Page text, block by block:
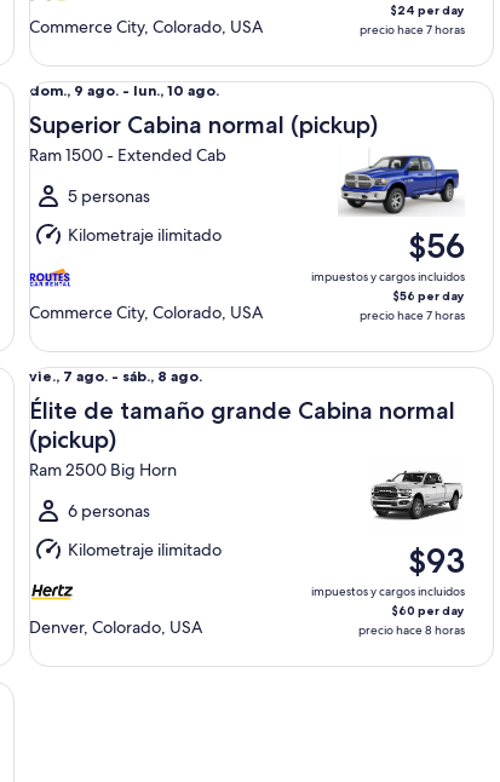
Commerce City, Colorado, USA
$24 per day
precio hace 7 horas
Del
dom.,
9
ago.
al
lun.,
10
ago.
dom., 9 ago. - lun., 10 ago.
Superior Cabina normal (pickup)
Ram 1500 - Extended Cab
5 personas
Kilometraje ilimitado
Commerce City, Colorado, USA
$56
impuestos y cargos incluidos
$56 per day
precio hace 7 horas
Superior Cabina normal (pickup) Ram 1500 - Extended
Del
vie.,
7
ago.
al
sáb.,
ago.
vie., 7 ago. - sáb., 8 ago.
Élite de tamaño grande Cabina normal
(pickup)
Ram 2500 Big Horn
6 personas
Kilometraje ilimitado
Denver, Colorado, USA
$93
impuestos y cargos incluidos
$60 per day
precio hace 8 horas
Élite de tamaño grande Cabina normal (pickup) Ram